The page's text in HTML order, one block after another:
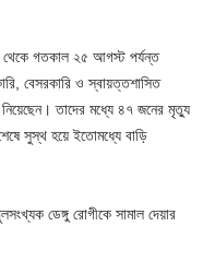
থেকে গতকাল ২৫ আগস্ট পর্যন্ত
বেসরকারি ও স্বায়ত্তশাসিত
তাদের মধ্যে ৪৭ জনের মৃত্যু
সুস্থ হয়ে ইতোমধ্যে বাড়ি
ডেঙ্গু রোগীকে সামাল দেয়ার